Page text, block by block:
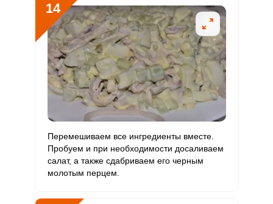
14
Перемешиваем все ингредиенты вместе.
Пробуем и при необходимости досаливаем
салат, а также сдабриваем его черным
молотым перцем.